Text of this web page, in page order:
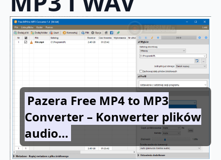
Pazera Free MP4 to MP3
Converter – Konwerter plików
audio…